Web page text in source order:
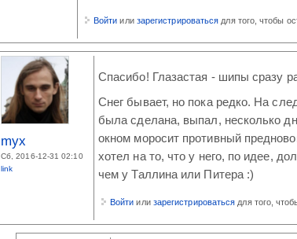
Войти или зарегистрироваться для того, чтобы
myx
Сб, 2016-12-31 02:10
link
Спасибо! Глазастая - шипы сразу
Снег бывает, но пока редко. На
была сделана, выпал, несколько
окном моросит противный
хотел на то, что у него, по идее,
чем у Таллина или Питера :)
Войти или зарегистрироваться для того,